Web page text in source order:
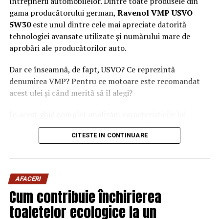
gama producătorului german, Ravenol VMP USVO
5W30este unul dintre cele mai apreciate datorită
tehnologiei avansate utilizate și numărului mare de
aprobări ale producătorilor auto.
Dar ce înseamnă, de fapt, USVO? Ce reprezintă
denumirea VMP? Pentru ce motoare este recomandat
acest ulei și când merită să îl alegi?
Ravenol VMP USVO 5W30 și explicăm de ce este
considerat unul dintre cele mai performante uleiuri de
Ravenol este un producător german de lubrifianți
fondat în anul 1946 și recunoscut la nivel internațional
pentru dezvoltarea deuleiuri de motor premium
CITESTE IN CONTINUARE
AFACERI
Cum contribuie închirierea
toaletelor ecologice la un